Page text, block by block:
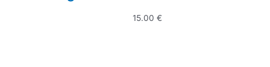
15.00 €